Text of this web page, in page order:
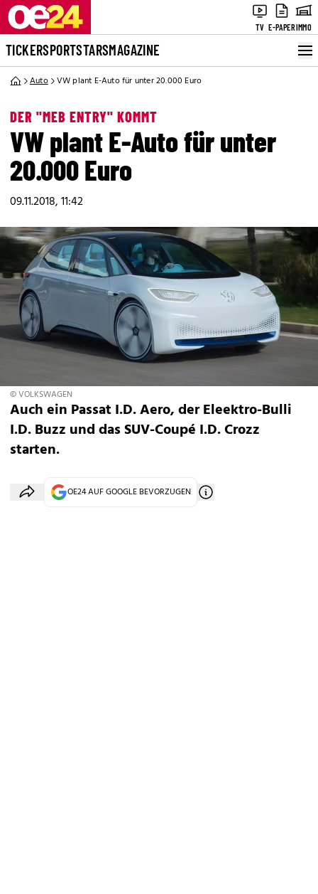
TV E-PAPERIMMO
TICKERSPORTSTARSMAGAZINE
Auto VW plant E-Auto für unter 20.000 Euro
DER "MEB ENTRY" KOMMT
VW plant E-Auto für unter
20.000 Euro
09.11.2018, 11:42
© VOLKSWAGEN
Auch ein Passat I.D. Aero, der Eleektro-Bulli
I.D. Buzz und das SUV-Coupé I.D. Crozz
starten.
OE24 AUF GOOGLE BEVORZUGEN